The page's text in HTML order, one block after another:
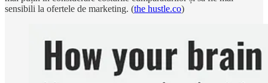
sensibili la ofertele de marketing. (the hustle.co)